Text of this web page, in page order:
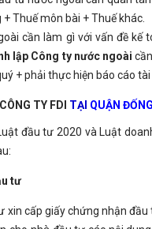
Thuế môn bài + Thuế khác.
cần làm gì với vấn đề kế
lập Công ty nước ngoài
+ phải thực hiện báo cáo
TY FDI TẠI QUẬN
đầu tư 2020 và Luật
tư
xin cấp giấy chứng nhận